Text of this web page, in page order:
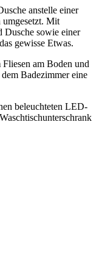
anstelle einer
umgesetzt. Mit
Dusche sowie einer
gewisse Etwas.
am Boden und
Badezimmer eine
beleuchteten LED-